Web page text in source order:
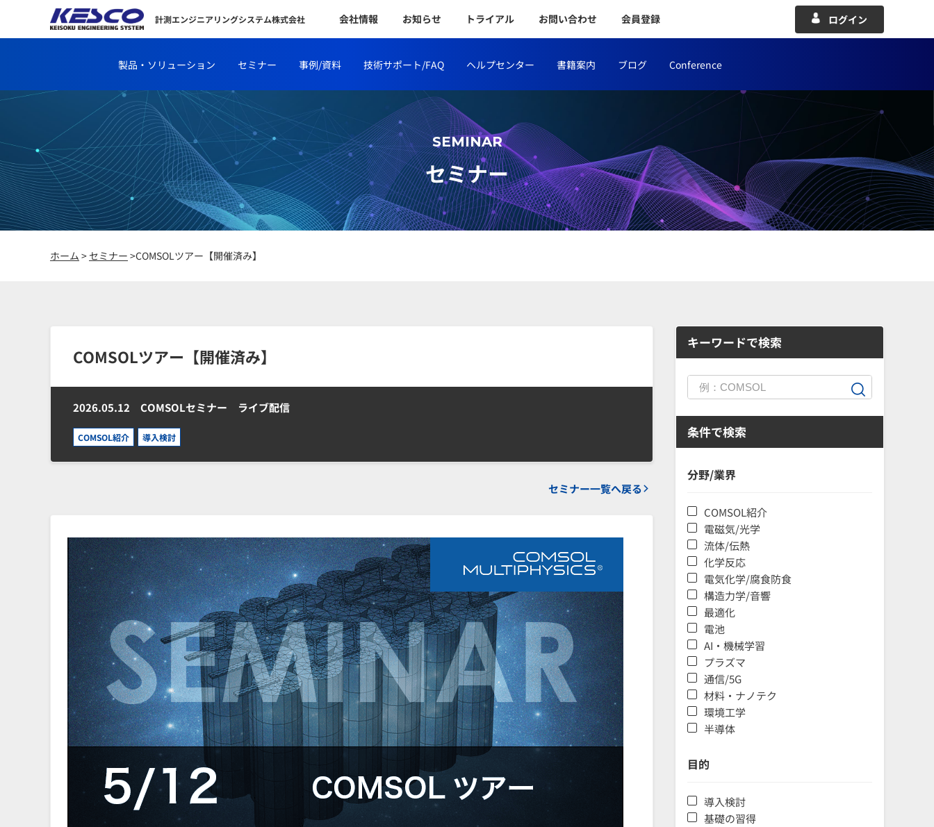
計測エンジニアリングシステム株式会社 会社情報 お知らせ トライアル お問い合わせ 会員登録 ログイン
製品・ソリューション セミナー 事例/資料 技術サポート/FAQ ヘルプセンター 書籍案内 ブログ Conference
SEMINAR
セミナー
ホーム > セミナー >COMSOLツアー【開催済み】
COMSOLツアー【開催済み】
2026.05.12 COMSOLセミナー ライブ配信
COMSOL紹介 導入検討
セミナー一覧へ戻る
キーワードで検索
条件で検索
分野/業界
COMSOL紹介
電磁気/光学
流体/伝熱
化学反応
電気化学/腐食防食
構造力学/音響
最適化
電池
AI・機械学習
プラズマ
通信/5G
材料・ナノテク
環境工学
半導体
目的
導入検討
基礎の習得